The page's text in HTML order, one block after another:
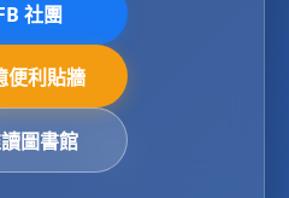
社團
便利貼牆
圖書館